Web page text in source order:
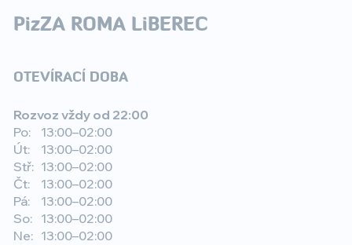
PizZA ROMA LiBEREC
OTEVÍRACÍ DOBA
Rozvoz vždy od 22:00
Po:
13:00–02:00
Út:
13:00–02:00
Stř: 13:00–02:00
Čt:
13:00–02:00
Pá:
13:00–02:00
So: 13:00–02:00
Ne: 13:00–02:00